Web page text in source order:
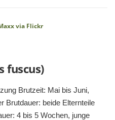
fuscus)
Brutzeit: Mai bis Juni,
Brutdauer: beide Elternteile
4 bis 5 Wochen, junge